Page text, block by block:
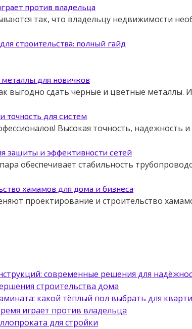
против владельца
так, что владельцу недвижимости
строительства: полный гайд
для новичков
выгодно сдать черные и цветные металлы.
точность для систем
Высокая точность, надежность
защиты и эффективности сетей
обеспечивает стабильность
хамамов для дома и бизнеса
проектирование и строительство
современные решения для
строительства дома
какой тёплый пол выбрать для
играет против владельца
для стройки